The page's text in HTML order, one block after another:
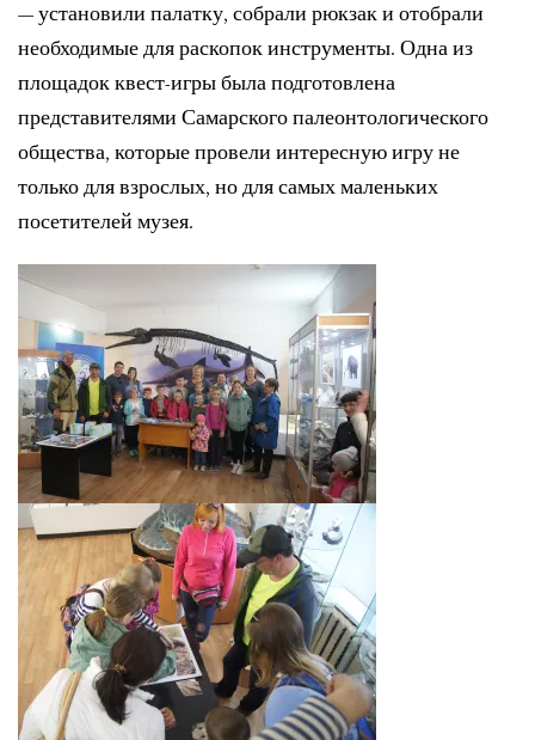
КОНТАКТЫ
ДОКУМЕНТЫ
— установили палатку, собрали рюкзак и отобрали
необходимые для раскопок инструменты. Одна из
площадок квест-игры была подготовлена
представителями Самарского палеонтологического
общества, которые провели интересную игру не
только для взрослых, но для самых маленьких
посетителей музея.